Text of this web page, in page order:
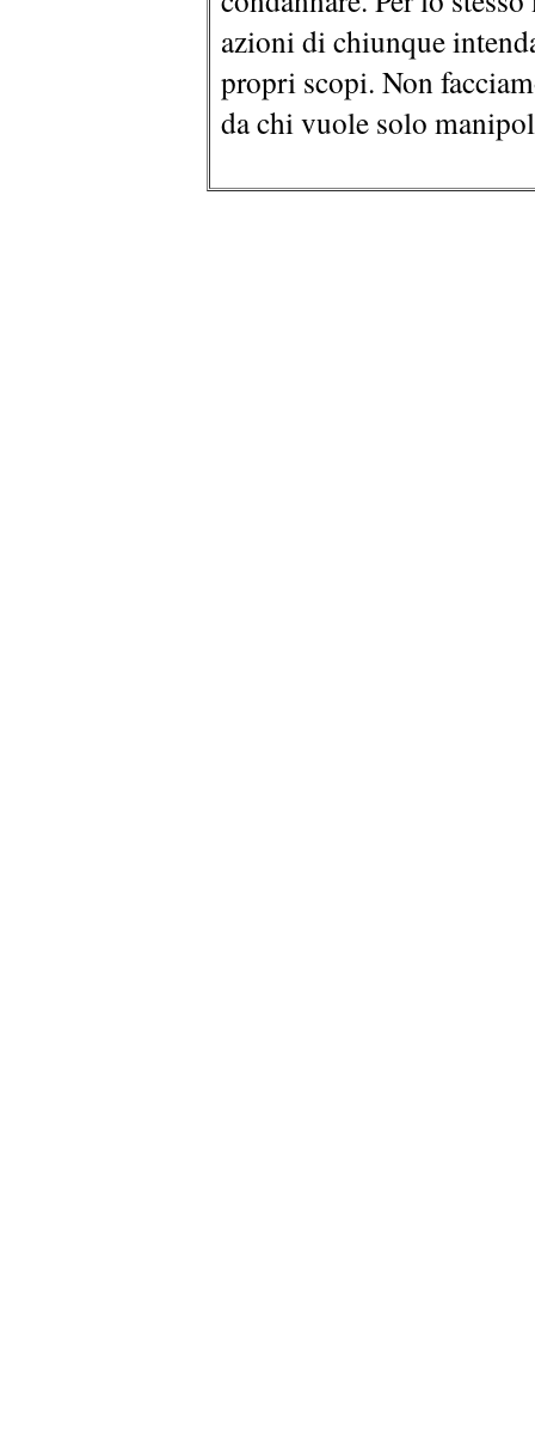
azioni di chiunque
propri scopi. Non
da chi vuole solo